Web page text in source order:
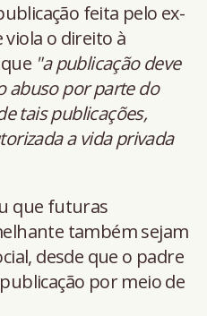
feita pelo ex-
o direito à
"a publicação deve
abuso por parte do
tais publicações,
a vida privada
que futuras
também sejam
desde que o padre
por meio de